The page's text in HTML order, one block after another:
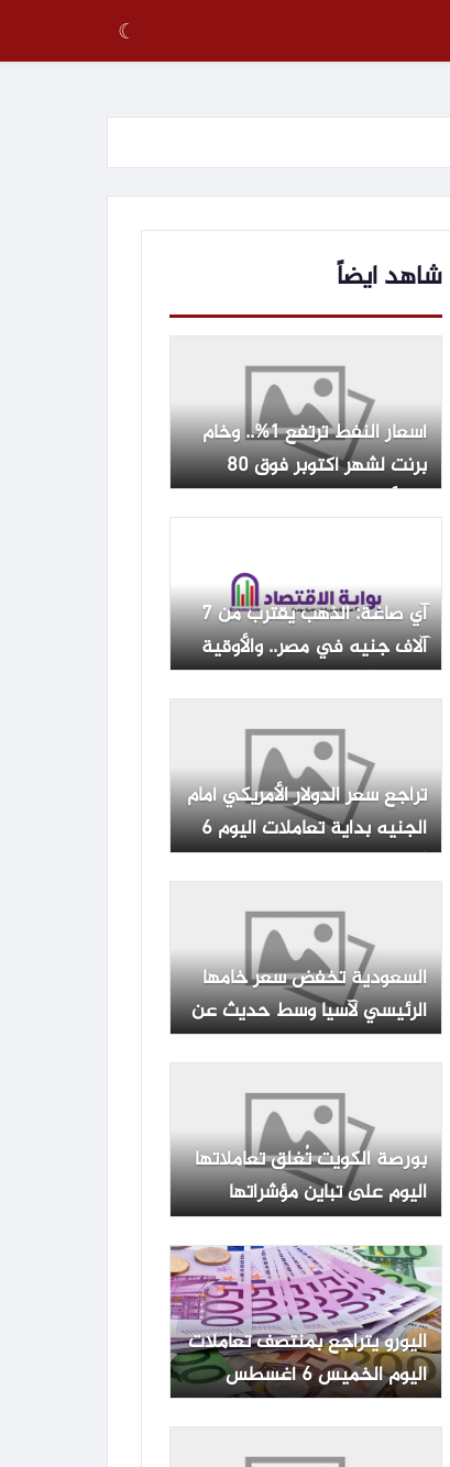
☾
شاهد ايضاً
أسعار النفط ترتفع 1%.. وخام
برنت لشهر أكتوبر فوق 80
دولارًا (تحديث)
آي صاغة: الذهب يقترب من 7
آلاف جنيه في مصر.. والأوقية
تسجل أعلى مستوياتها في 7
تراجع سعر الدولار الأمريكي أمام
الجنيه بداية تعاملات اليوم 6
أغسطس
السعودية تخفض سعر خامها
الرئيسي لآسيا وسط حديث عن
صفقة هرمز
بورصة الكويت تُغلق تعاملاتها
اليوم على تباين مؤشراتها
اليورو يتراجع بمنتصف تعاملات
اليوم الخميس 6 أغسطس
2026 بالبنوك المصرية